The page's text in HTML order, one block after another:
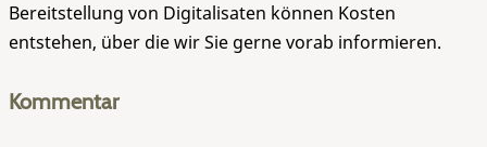
Bereitstellung von Digitalisaten können Kosten
entstehen, über die wir Sie gerne vorab informieren.
Kommentar